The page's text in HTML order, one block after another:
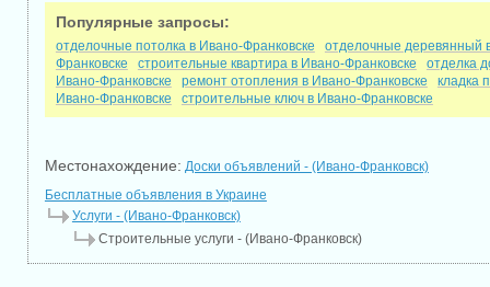
Популярные запросы:
отделочные потолка в Ивано-Франковске
отделочные деревянный
Франковске
строительные квартира в Ивано-Франковске
отделка
Ивано-Франковске
ремонт отопления в Ивано-Франковске
кладка
Ивано-Франковске
строительные ключ в Ивано-Франковске
Местонахождение: Доски объявлений - (Ивано-Франковск)
Бесплатные объявления в Украине
Услуги - (Ивано-Франковск)
Строительные услуги - (Ивано-Франковск)